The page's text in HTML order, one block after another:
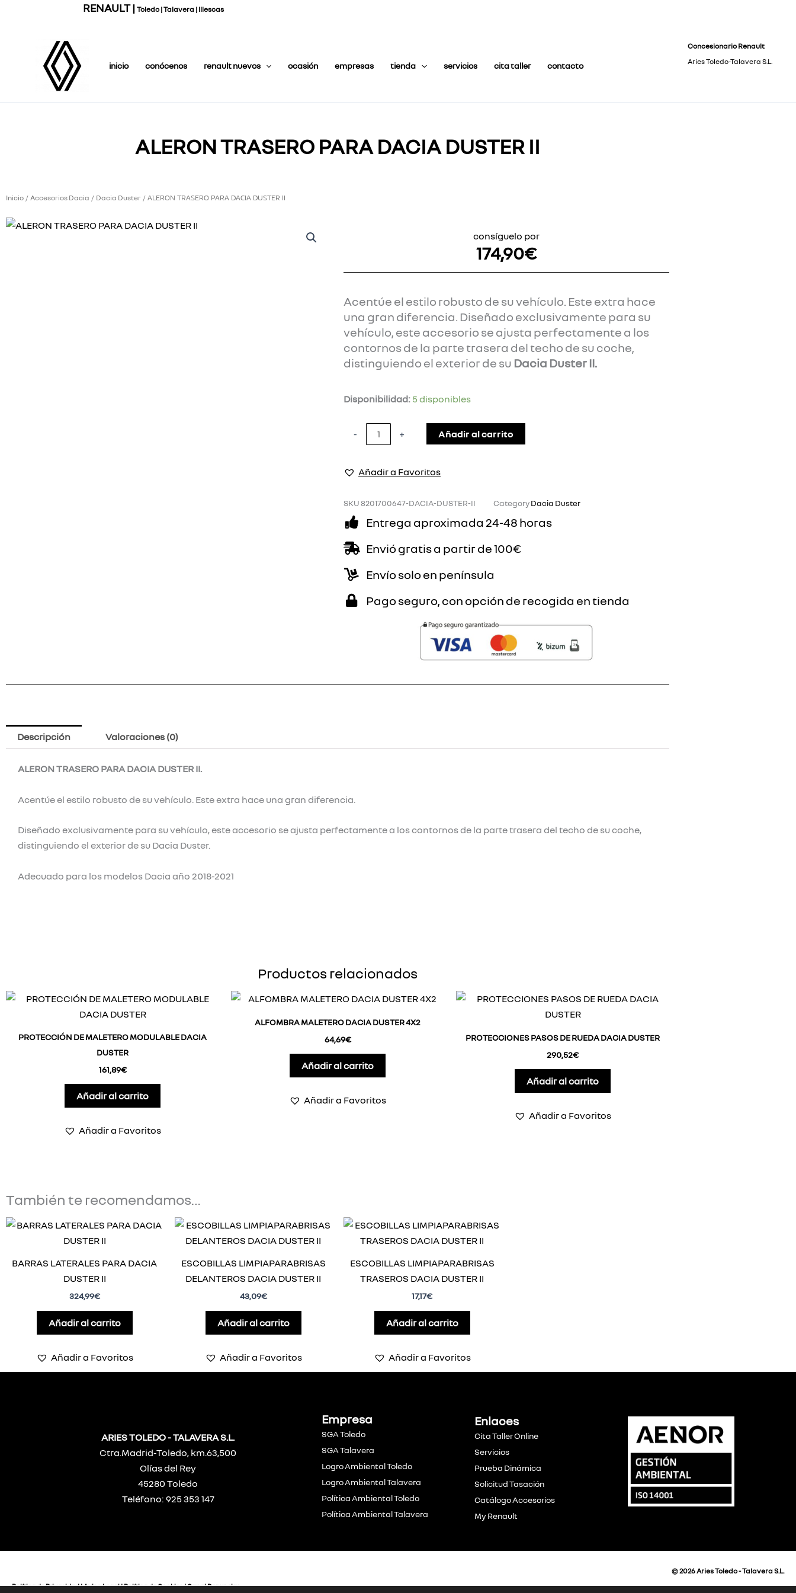
RENAULT | Toledo | Talavera | Illescas
inicio conócenos renault nuevos ocasión empresas tienda servicios cita taller contacto
Concesionario Renault
Aries Toledo-Talavera S.L.
ALERON TRASERO PARA DACIA DUSTER II
Inicio / Accesorios Dacia / Dacia Duster / ALERON TRASERO PARA DACIA DUSTER II
consíguelo por
174,90€
Acentúe el estilo robusto de su vehículo. Este extra hace
una gran diferencia. Diseñado exclusivamente para su
vehículo, este accesorio se ajusta perfectamente a los
contornos de la parte trasera del techo de su coche,
distinguiendo el exterior de su Dacia Duster II.
Disponibilidad: 5 disponibles
-
ALERON
DACIA
II
+ Añadir al carrito
Añadir a Favoritos
SKU8201700647-DACIA-DUSTER-II CategoryDacia Duster
Entrega aproximada 24-48 horas
Envió gratis a partir de 100€
Envío solo en península
Pago seguro, con opción de recogida en tienda
Descripción Valoraciones (0)
ALERON TRASERO PARA DACIA DUSTER II.
Acentúe el estilo robusto de su vehículo. Este extra hace una gran diferencia.
Diseñado exclusivamente para su vehículo, este accesorio se ajusta perfectamente a los contornos de la parte trasera del techo de su coche,
distinguiendo el exterior de su Dacia Duster.
Adecuado para los modelos Dacia año 2018-2021
Productos relacionados
PROTECCIÓN DE MALETERO MODULABLE DACIA
DUSTER
161,89€
Añadir al carrito
Añadir a Favoritos
ALFOMBRA MALETERO DACIA DUSTER 4X2
64,69€
Añadir al carrito
Añadir a Favoritos
PROTECCIONES PASOS DE RUEDA DACIA DUSTER
290,52€
Añadir al carrito
Añadir a Favoritos
También te recomendamos…
BARRAS LATERALES PARA DACIA
DUSTER II
324,99€
Añadir al carrito
Añadir a Favoritos
ESCOBILLAS LIMPIAPARABRISAS
DELANTEROS DACIA DUSTER II
43,09€
Añadir al carrito
Añadir a Favoritos
ESCOBILLAS LIMPIAPARABRISAS
TRASEROS DACIA DUSTER II
17,17€
Añadir al carrito
Añadir a Favoritos
ARIES TOLEDO - TALAVERA S.L.
Ctra.Madrid-Toledo, km.63,500
Olías del Rey
45280 Toledo
Teléfono: 925 353 147
Empresa
SGA Toledo
SGA Talavera
Logro Ambiental Toledo
Logro Ambiental Talavera
Política Ambiental Toledo
Política Ambiental Talavera
Enlaces
Cita Taller Online
Servicios
Prueba Dinámica
Solicitud Tasación
Catálogo Accesorios
My Renault
Política de Privacidad|Aviso Legal|Política de Cookies|Canal Denuncias
© 2026 Aries Toledo - Talavera S.L.